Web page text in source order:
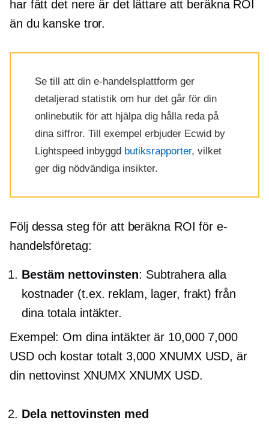
har fått det nere är det lättare att beräkna ROI
än du kanske tror.
Se till att din e-handelsplattform ger
detaljerad statistik om hur det går för din
onlinebutik för att hjälpa dig hålla reda på
dina siffror. Till exempel erbjuder Ecwid by
Lightspeed inbyggd butiksrapporter, vilket
ger dig nödvändiga insikter.
Följ dessa steg för att beräkna ROI för e-
handelsföretag:
Bestäm nettovinsten: Subtrahera alla
kostnader (t.ex. reklam, lager, frakt) från
dina totala intäkter.
Exempel: Om dina intäkter är 10,000 7,000
USD och kostar totalt 3,000 XNUMX USD, är
din nettovinst XNUMX XNUMX USD.
Dela nettovinsten med